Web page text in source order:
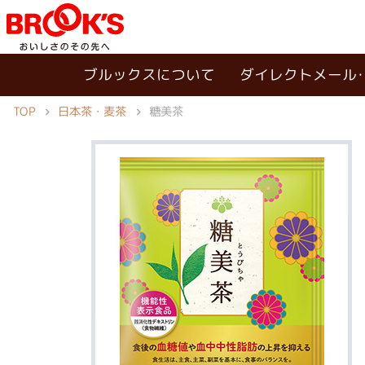
ブルックスについて ダイレクトメール
TOP 日本茶・麦茶 糖美茶